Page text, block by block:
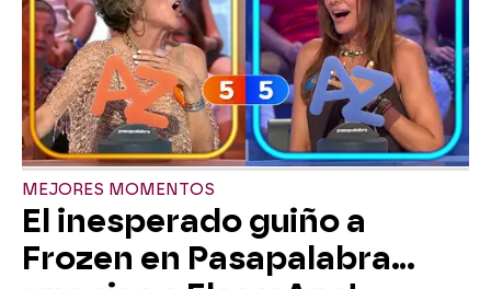
MEJORES MOMENTOS
El inesperado guiño a
Frozen en Pasapalabra…